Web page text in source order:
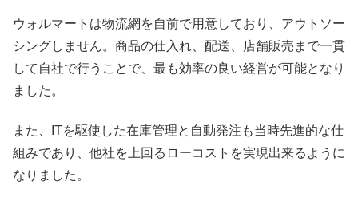
ウォルマートは物流網を自前で用意しており、アウトソー
シングしません。商品の仕入れ、配送、店舗販売まで一貫
して自社で行うことで、最も効率の良い経営が可能となり
ました。
また、ITを駆使した在庫管理と自動発注も当時先進的な仕
組みであり、他社を上回るローコストを実現出来るように
なりました。